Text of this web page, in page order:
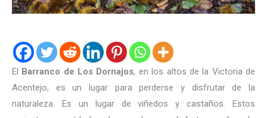
El Barranco de Los Dornajos, en los altos de la Victoria de
Acentejo, es un lugar para perderse y disfrutar de la
naturaleza. Es un lugar de viñedos y castaños. Estos